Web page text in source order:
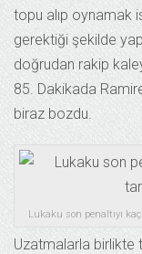
topu alıp oynamak
gerektiği şekilde
doğrudan rakip
85. Dakikada
biraz bozdu.
Lukaku son penaltıyı
Uzatmalarla birlikte